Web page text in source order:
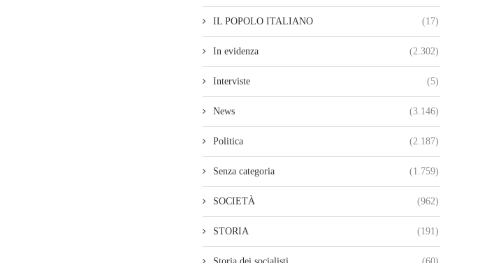
IL POPOLO ITALIANO (17)
In evidenza (2.302)
Interviste (5)
News (3.146)
Politica (2.187)
Senza categoria (1.759)
SOCIETÀ (962)
STORIA (191)